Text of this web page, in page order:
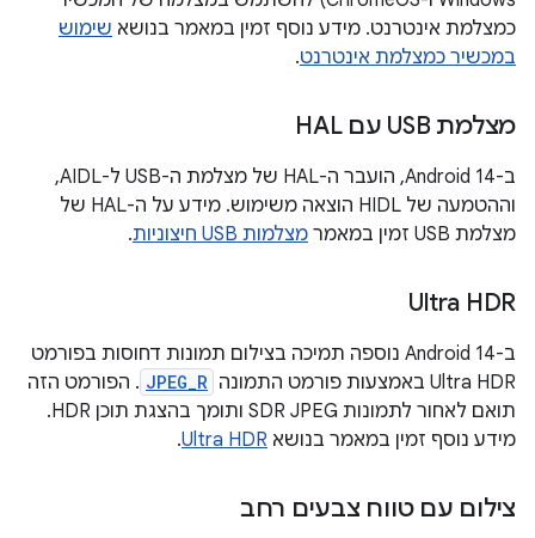
כמצלמת אינטרנט. מידע נוסף זמין במאמר בנושא שימוש
במכשיר כמצלמת אינטרנט.
מצלמת USB עם HAL
ב-Android 14, הועבר ה-HAL של מצלמת ה-USB ל-AIDL,
וההטמעה של HIDL הוצאה משימוש. מידע על ה-HAL של
מצלמת USB זמין במאמר
מצלמות USB חיצוניות .
Ultra HDR
ב-Android 14 נוספה תמיכה בצילום תמונות דחוסות בפורמט
Ultra HDR באמצעות פורמט התמונה
JPEG_R . הפורמט הזה
תואם לאחור לתמונות SDR JPEG ותומך בהצגת תוכן HDR.
מידע נוסף זמין במאמר בנושא Ultra HDR
.
צילום עם טווח צבעים רחב